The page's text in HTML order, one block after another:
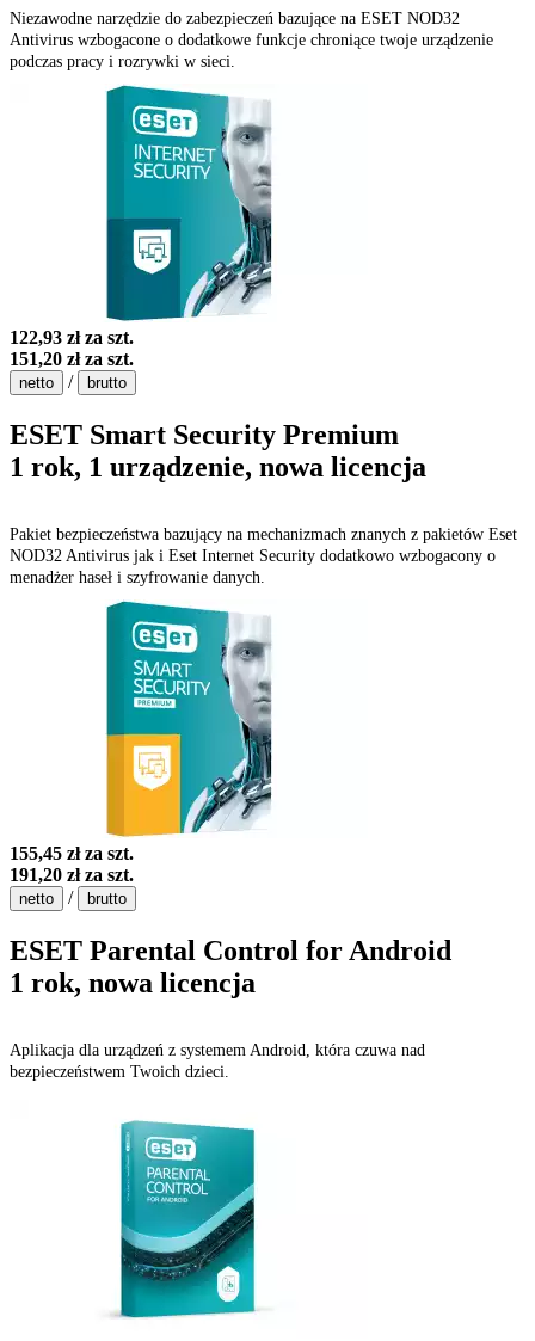
Niezawodne narzędzie do zabezpieczeń bazujące na ESET NOD32
Antivirus wzbogacone o dodatkowe funkcje chroniące twoje urządzenie
podczas pracy i rozrywki w sieci.
122,93 złza szt.
151,20 złza szt.
netto / brutto
ESET Smart Security Premium
1 rok, 1 urządzenie, nowa licencja
Pakiet bezpieczeństwa bazujący na mechanizmach znanych z pakietów Eset
NOD32 Antivirus jak i Eset Internet Security dodatkowo wzbogacony o
menadżer haseł i szyfrowanie danych.
155,45 złza szt.
191,20 złza szt.
netto / brutto
ESET Parental Control for Android
1 rok, nowa licencja
Aplikacja dla urządzeń z systemem Android, która czuwa nad
bezpieczeństwem Twoich dzieci.